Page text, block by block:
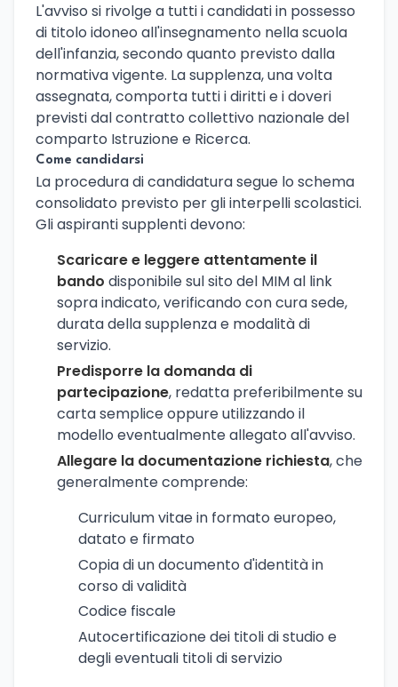
L'avviso si rivolge a tutti i candidati in possesso
di titolo idoneo all'insegnamento nella scuola
dell'infanzia, secondo quanto previsto dalla
normativa vigente. La supplenza, una volta
assegnata, comporta tutti i diritti e i doveri
previsti dal contratto collettivo nazionale del
comparto Istruzione e Ricerca.
Come candidarsi
La procedura di candidatura segue lo schema
consolidato previsto per gli interpelli scolastici.
Gli aspiranti supplenti devono:
Scaricare e leggere attentamente il
bando disponibile sul sito del MIM al link
sopra indicato, verificando con cura sede,
durata della supplenza e modalità di
servizio.
Predisporre la domanda di
partecipazione, redatta preferibilmente su
carta semplice oppure utilizzando il
modello eventualmente allegato all'avviso.
Allegare la documentazione richiesta, che
generalmente comprende:
Curriculum vitae in formato europeo,
datato e firmato
Copia di un documento d'identità in
corso di validità
Codice fiscale
Autocertificazione dei titoli di studio e
degli eventuali titoli di servizio